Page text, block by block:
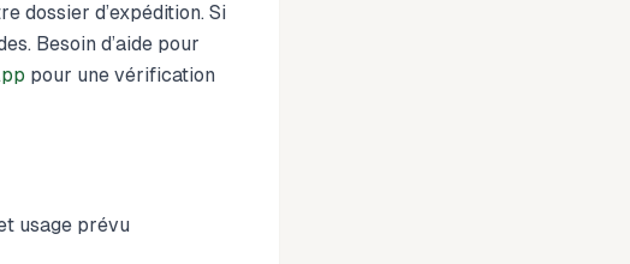
dossier d’expédition. Si
Besoin d’aide pour
pour une vérification
usage prévu